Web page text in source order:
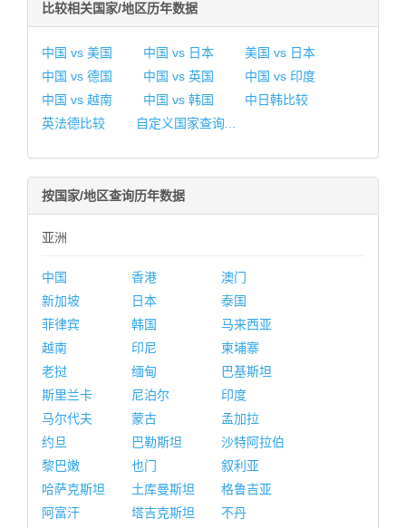
比较相关国家/地区历年数据
中国 vs 美国 中国 vs 日本
美国 vs 日本
中国 vs 德国
中国 vs 英国
中国 vs 印度
中国 vs 越南
中国 vs 韩国
中日韩比较
英法德比较
自定义国家查询...
按国家/地区查询历年数据
亚洲
中国 香港
澳门
新加坡
日本
泰国
菲律宾
韩国
马来西亚
越南
印尼
柬埔寨
老挝
缅甸
巴基斯坦
斯里兰卡
尼泊尔
印度
马尔代夫
蒙古
孟加拉
约旦
巴勒斯坦
沙特阿拉伯
黎巴嫩
也门
叙利亚
哈萨克斯坦
土库曼斯坦
格鲁吉亚
阿富汗
塔吉克斯坦
不丹